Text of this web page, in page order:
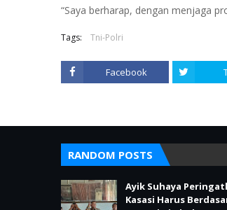
“Saya berharap, dengan menjaga
Tags: Tni-Polri
Facebook
RANDOM POSTS
Ayik Suhaya
Kasasi Harus